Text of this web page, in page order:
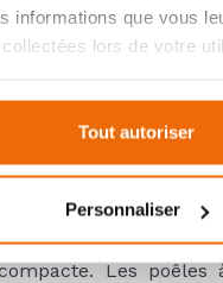
informations que vous
lors de votre
Tout autoriser
Personnaliser
?
est la forme
à bois. Cette
moderne, ses
Les poêles